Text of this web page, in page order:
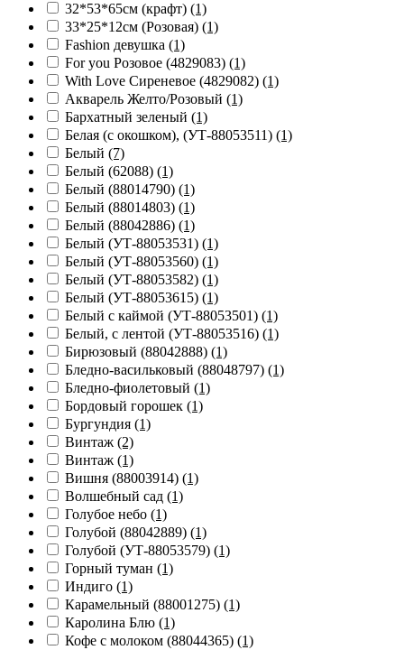
32*53*65см (крафт) (1)
33*25*12см (Розовая) (1)
Fashion девушка (1)
For you Розовое (4829083) (1)
With Love Сиреневое (4829082) (1)
Акварель Желто/Розовый (1)
Бархатный зеленый (1)
Белая (с окошком), (УТ-88053511) (1)
Белый (7)
Белый (62088) (1)
Белый (88014790) (1)
Белый (88014803) (1)
Белый (88042886) (1)
Белый (УТ-88053531) (1)
Белый (УТ-88053560) (1)
Белый (УТ-88053582) (1)
Белый (УТ-88053615) (1)
Белый с каймой (УТ-88053501) (1)
Белый, с лентой (УТ-88053516) (1)
Бирюзовый (88042888) (1)
Бледно-васильковый (88048797) (1)
Бледно-фиолетовый (1)
Бордовый горошек (1)
Бургундия (1)
Винтаж (2)
Винтаж (1)
Вишня (88003914) (1)
Волшебный сад (1)
Голубое небо (1)
Голубой (88042889) (1)
Голубой (УТ-88053579) (1)
Горный туман (1)
Индиго (1)
Карамельный (88001275) (1)
Каролина Блю (1)
Кофе с молоком (88044365) (1)